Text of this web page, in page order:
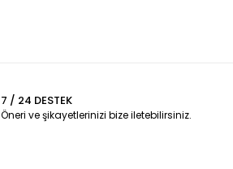
7 / 24 DESTEK
Öneri ve şikayetlerinizi bize iletebilirsiniz.